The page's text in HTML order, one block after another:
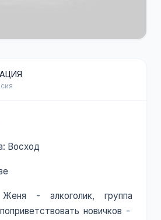
Восход
- алкоголик, группа
новичков -